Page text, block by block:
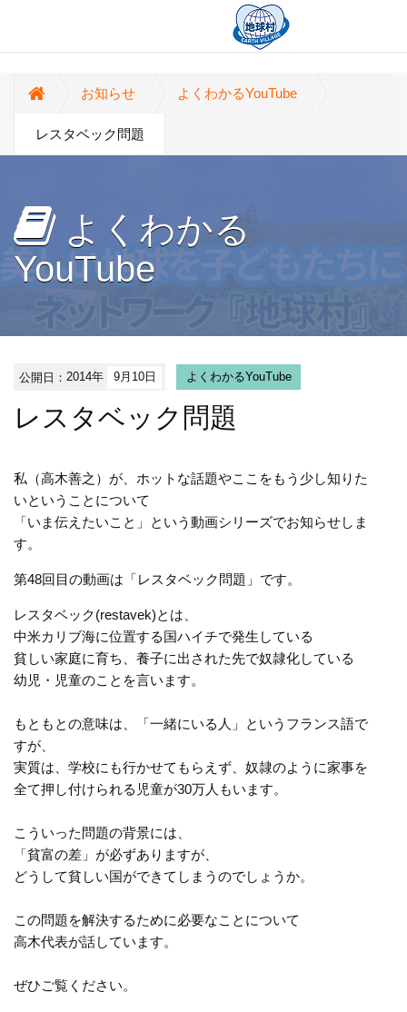
お知らせ よくわかるYouTube
レスタベック問題
よくわかる
YouTube
公開日：2014年 9月10日 よくわかるYouTube
レスタベック問題
私（高木善之）が、ホットな話題やここをもう少し知りた
いということについて
「いま伝えたいこと」という動画シリーズでお知らせしま
す。
第48回目の動画は「レスタベック問題」です。
レスタベック(restavek)とは、
中米カリブ海に位置する国ハイチで発生している
貧しい家庭に育ち、養子に出された先で奴隷化している
幼児・児童のことを言います。
もともとの意味は、「一緒にいる人」というフランス語で
すが、
実質は、学校にも行かせてもらえず、奴隷のように家事を
全て押し付けられる児童が30万人もいます。
こういった問題の背景には、
「貧富の差」が必ずありますが、
どうして貧しい国ができてしまうのでしょうか。
この問題を解決するために必要なことについて
高木代表が話しています。
ぜひご覧ください。